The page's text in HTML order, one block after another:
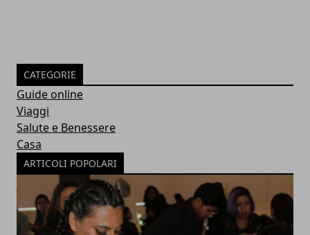
CATEGORIE
Guide online
Viaggi
Salute e Benessere
Casa
ARTICOLI POPOLARI